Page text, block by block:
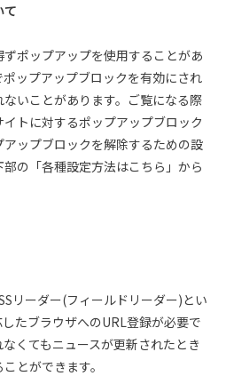
て
ポップアップを使用することがあ
ップアップブロックを有効にされ
いことがあります。ご覧になる際
トに対するポップアップブロック
ップブロックを解除するための設
の「各種設定方法はこちら」から
リーダー(フィールドリーダー)とい
たブラウザへのURL登録が必要で
くてもニュースが更新されたとき
とができます。